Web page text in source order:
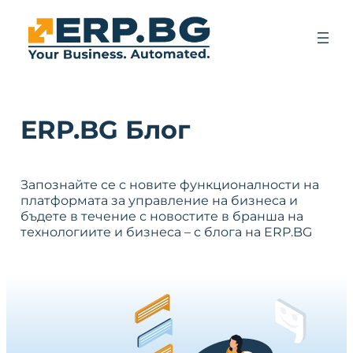
ERP.BG Блог
Запознайте се с новите функционалности на
платформата за управление на бизнеса и
бъдете в течение с новостите в бранша на
технологиите и бизнеса – с блога на ERP.BG